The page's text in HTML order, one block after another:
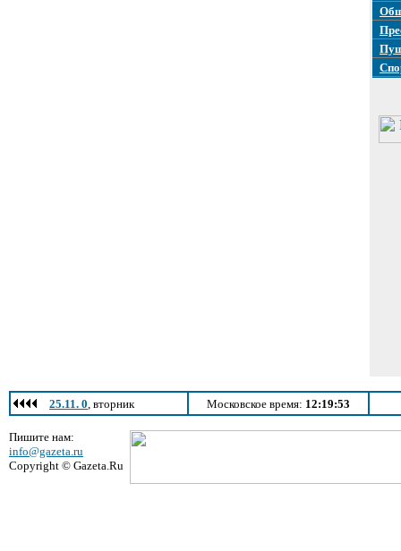
25.11. 0, вторник Московское время: 12:19:53
Пишите нам:
info@gazeta.ru
Copyright © Gazeta.Ru